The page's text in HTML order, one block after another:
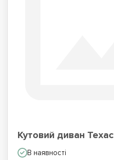
Кутовий диван Техас
В наявності